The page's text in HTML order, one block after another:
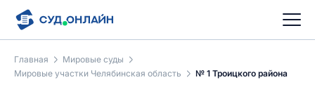
Главная
Мировые суды
Мировые участки Челябинская область
№ 1 Троицкого района